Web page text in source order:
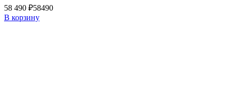
58 490 ₽58490
В корзину